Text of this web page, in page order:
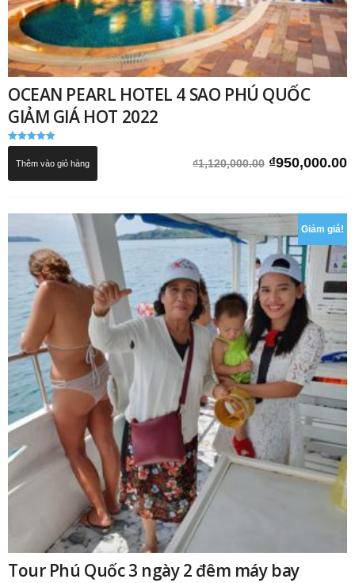
OCEAN PEARL HOTEL 4 SAO PHÚ QUỐC
GIẢM GIÁ HOT 2022
Được xếp
5.00
₫1,120,000.00 Giá
₫950,000.00
Thêm vào giỏ hàng
Giảm giá!
Tour Phú Quốc 3 ngày 2 đêm máy bay